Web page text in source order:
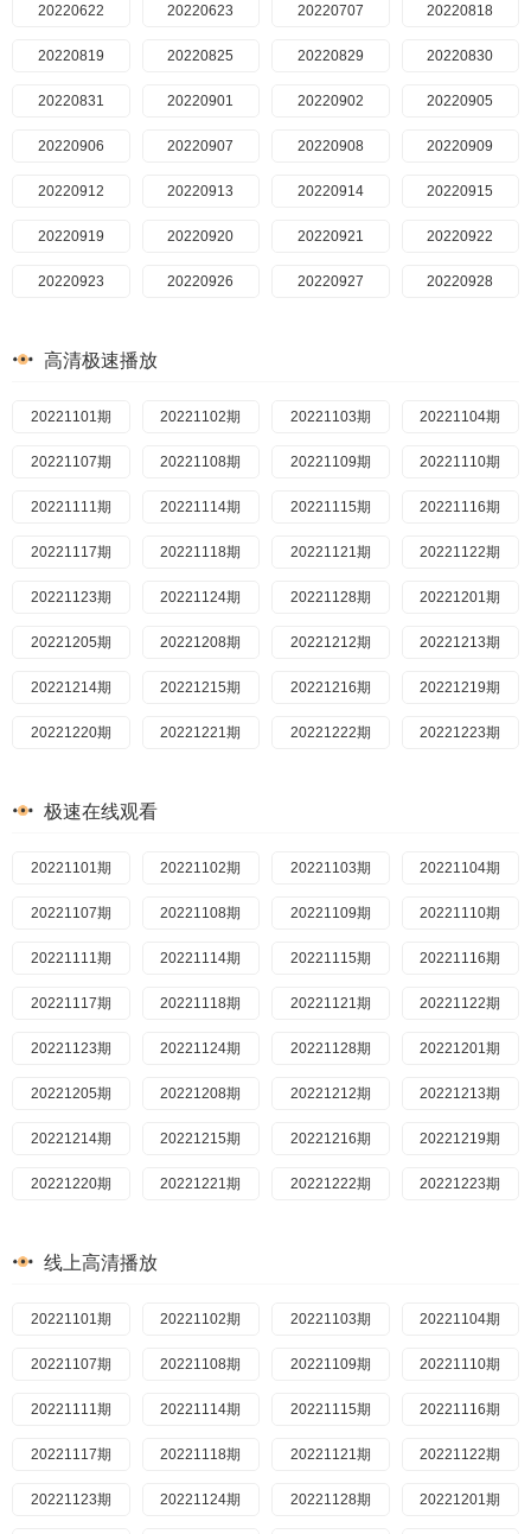
20240510 20240509 20240508 20240507
20240506 20240504 20240503 20240502
20240501 20240430 20240429 20240426
20240424 20240423 20240422 20240419
20240418 20240417 20240416 20240415
20240412 20240411 20240410 20240409
20240408 20240405 20240404 20240403
20240327
20240321 20240320 20240319 20240315
20240314 20240313 20240312 20240311
20240308 20240307 20240306 20240305
20240304 20240301 20240229 20240228
20240227 20240226 20240223 20240222
20240221 20240220 20240216 20240215
20240207 20240206 20240202 20240201
20240131 20240130 20240129 20240126
20240119
20240115 20240112 20240111 20240110
20240108 20240105 20240104 20240103
20240102 20240101 20231229 20231226
20231225 20231222 20231221 20231220
20231214 20231213 20231212 20231211
20231208 20231207 20231205 20231204
20231201 20231130 20231129 20231128
20231127 20231124 20231123 20231122
20231114
20231108 20231107 20231106 20231103
20231102 20231101 20231030 20231027
20231026 20231025 20231024 20231023
20231020 20231019 20231018 20231017
20231016 20231013 20231012 20231011
20220622 20220623 20220707 20220818
20220819 20220825 20220829 20220830
20220831 20220901 20220902 20220905
20220906 20220907 20220908 20220909
20220912 20220913 20220914 20220915
20220919 20220920 20220921 20220922
20220923 20220926 20220927 20220928
20221005
20221011 20221012 20221013 20221014
20221017 20221018 20221019 20221020
20221021 20221024 20221025 20221026
20221027 20221028 20221031 20221101
20221102 20221103 20221104 20221107
20221108 20221109 20221110 20221111
20221114 20221115 20221116 20221117
20221118 20221121 20221122 20221123
20221201
20221208 20221209 20221212 20221213
20221214 20221215 20221216 20221219
20221220 20221221 20221222 20221223
20221226 20221227 20221228 20221229
20221230上 20221230下 20230102 20230103
20230104 20230105 20230109 20230110
20230111 20230112 20230116 20230117
20230118 20230119 20230127 20230130
20230206
20230210 20230211 20230213 20230214
20230215 20230216 20230217 20230220
20230221 20230222 20230223 20230224
20230227 20230228 20230301 20230302
20230303 20230306 20230307 20230308
高清极速播放
20221101期 20221102期 20221103期 20221104期
20221107期 20221108期 20221109期 20221110期
20221111期 20221114期 20221115期 20221116期
20221117期 20221118期 20221121期 20221122期
20221123期 20221124期 20221128期 20221201期
20221205期 20221208期 20221212期 20221213期
20221214期 20221215期 20221216期 20221219期
20221220期 20221221期 20221222期 20221223期
20221230期
20230109期 20230111期 20230116期 20230118期
20230120期 20230130期 20230131期 20230202期
20230203期 20230207期 20230208期 20230209期
20230210期 20230213期 20230215期 20230216期
20230217期 20230220期 20230221期 20230223期
20230224期 20230227期 20230228期 20230302期
20230306期 20230308期 20230317期 20230320期
20230321期 20230322期 20230323期 20230324期
20230411期
20230503期 20230505期 20230509 20230515
20230516 20230517 20230518 20230519
20230524 20230525 20230526 20230530
20230531 20230605 20230606 20230608
20230613 20230614 20230615 20230619
极速在线观看
20221101期 20221102期 20221103期 20221104期
20221107期 20221108期 20221109期 20221110期
20221111期 20221114期 20221115期 20221116期
20221117期 20221118期 20221121期 20221122期
20221123期 20221124期 20221128期 20221201期
20221205期 20221208期 20221212期 20221213期
20221214期 20221215期 20221216期 20221219期
20221220期 20221221期 20221222期 20221223期
20221230期
20230109期 20230111期 20230116期 20230118期
20230120期 20230130期 20230131期 20230202期
20230203期 20230207期 20230208期 20230209期
20230210期 20230213期 20230215期 20230216期
20230217期 20230220期 20230221期 20230223期
线上高清播放
20221101期 20221102期 20221103期 20221104期
20221107期 20221108期 20221109期 20221110期
20221111期 20221114期 20221115期 20221116期
20221117期 20221118期 20221121期 20221122期
20221123期 20221124期 20221128期 20221201期